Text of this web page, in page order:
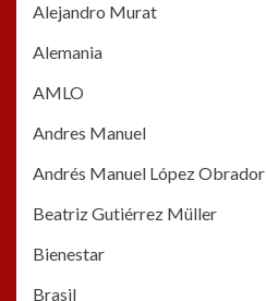
Alejandro Murat
Alemania
AMLO
Andres Manuel
Andrés Manuel López Obrador
Beatriz Gutiérrez Müller
Bienestar
Brasil